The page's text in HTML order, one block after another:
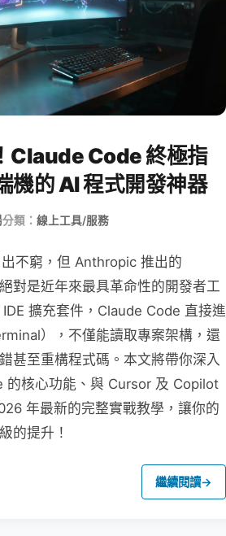
Claude Code 終極指
機的 AI 程式開發神器
分類： 線上工具/服務
不窮，但 Anthropic 推出的
對是近年來最具革命性的開發者工
擴充套件，Claude Code 直接進
），不僅能讀取專案架構，還
甚至重構程式碼。本文將帶你深入
的核心功能、與 Cursor 及 Copilot
年最新的完整實戰教學，讓你的
的提升！
繼續閱讀→